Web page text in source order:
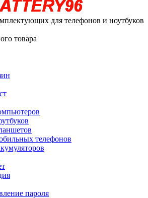
для телефонов и ноутбуков
товара
телефонов
пароля